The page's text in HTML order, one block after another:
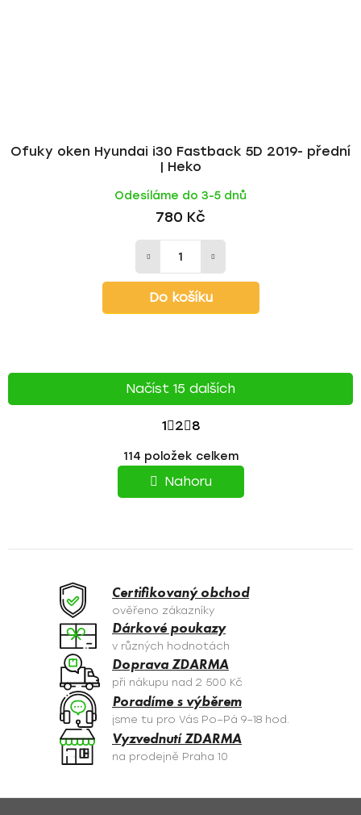
Ofuky oken Hyundai i30 Fastback 5D 2019- přední
| Heko
Odesíláme do 3-5 dnů
780 Kč
Do košíku
v
l
á
c
r
v
k
y
v
ý
p
i
s
u
Načíst 15 dalších
S
T
R
Á
K
O
V
Á
N
Í
1 2 8
114 položek celkem
Nahoru
Certifikovaný obchod
ověřeno zákazníky
Dárkové poukazy
v různých hodnotách
Doprava ZDARMA
při nákupu nad 2 500 Kč
Poradíme s výběrem
jsme tu pro Vás Po–Pá 9–18 hod.
Vyzvednutí ZDARMA
na prodejně Praha 10